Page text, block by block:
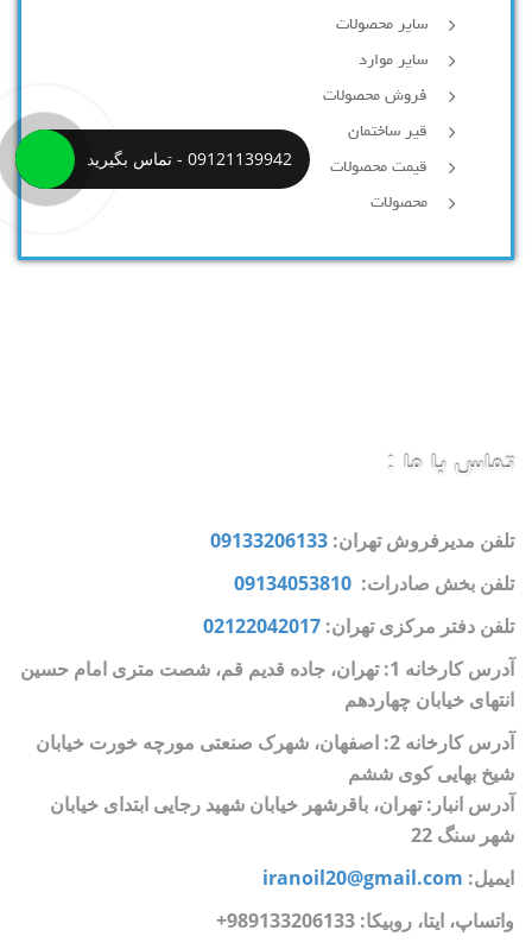
سایر محصولات
سایر موارد
فروش محصولات
قیر ساختمان
قیمت محصولات
محصولات
تماس با ما :
تلفن مدیرفروش تهران: 09133206133
تلفن بخش صادرات: 09134053810
تلفن دفتر مرکزی تهران: 02122042017
آدرس کارخانه 1: تهران، جاده قدیم قم، شصت متری امام حسین
انتهای خیابان چهاردهم
آدرس کارخانه 2: اصفهان، شهرک صنعتی مورچه خورت خیابان
شیخ بهایی کوی ششم
آدرس انبار: تهران، باقرشهر خیابان شهید رجایی ابتدای خیابان
شهر سنگ 22
ایمیل: iranoil20@gmail.com
واتساپ، ایتا، روبیکا: 989133206133+
09121139942 - تماس بگیرید